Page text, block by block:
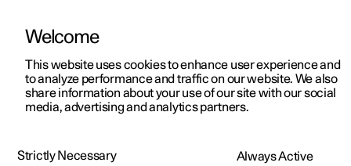
Polestar 2
Polestar 3
Polestar 4
Kampagner til privatkunder
Tilbud til erhvervskunder
Nye lagerbiler
Byg din bil
Find os
HåndbogVideogalleriSoftwareopdateringer
Håndbog
Welcome
This website uses cookies to enhance user experience and
to analyze performance and traffic on our website. We also
share information about your use of our site with our social
media, advertising and analytics partners.
Strictly Necessary Always Active